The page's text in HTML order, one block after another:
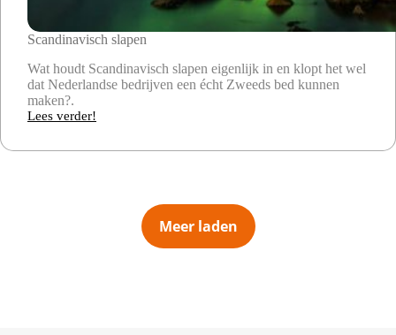
Scandinavisch slapen
Wat houdt Scandinavisch slapen eigenlijk in en klopt het wel
dat Nederlandse bedrijven een écht Zweeds bed kunnen
maken?.
Lees verder!
Scandinavisch
Meer laden